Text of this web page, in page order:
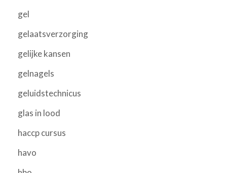
gel
gelaatsverzorging
gelijke kansen
gelnagels
geluidstechnicus
glas in lood
haccp cursus
havo